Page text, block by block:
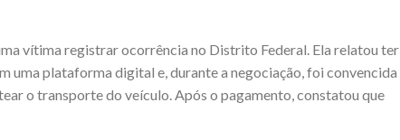
vítima registrar ocorrência no Distrito Federal. Ela relatou ter
uma plataforma digital e, durante a negociação, foi convencida
o transporte do veículo. Após o pagamento, constatou que